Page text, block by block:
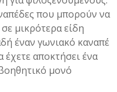
που μπορούν να
μικρότερα είδη
έναν γωνιακό καναπέ
έχετε αποκτήσει ένα
μονό